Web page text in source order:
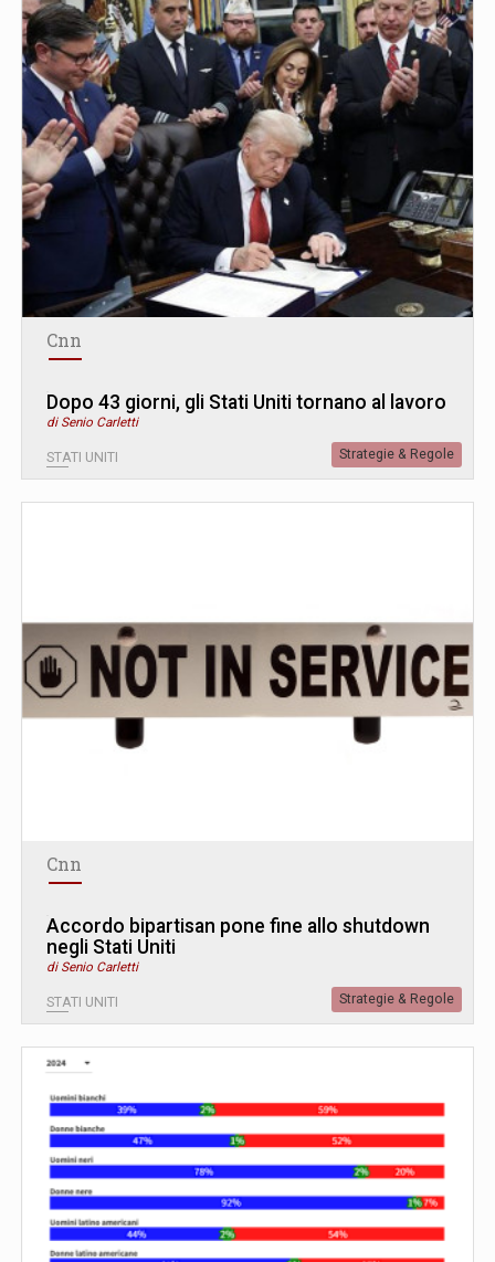
Cnn
Dopo 43 giorni, gli Stati Uniti tornano al lavoro
di Senio Carletti
STATI UNITI Strategie & Regole
Cnn
Accordo bipartisan pone fine allo shutdown
negli Stati Uniti
di Senio Carletti
STATI UNITI Strategie & Regole